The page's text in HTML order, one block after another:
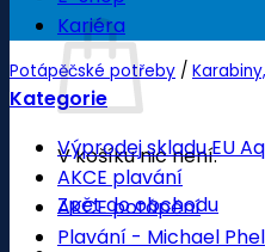
V košíku nic není.
Zpět do obchodu
Kariéra
Potápěčské potřeby /
Kategorie
Výprodej skladu EU
AKCE plavání
AKCE potápění
Plavání - Michael